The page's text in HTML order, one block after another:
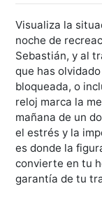
Visualiza la
noche de
Sebastián, y al
que has
bloqueada, o
reloj marca la
mañana de un
el estrés y la
es donde la
convierte en tu
garantía de tu